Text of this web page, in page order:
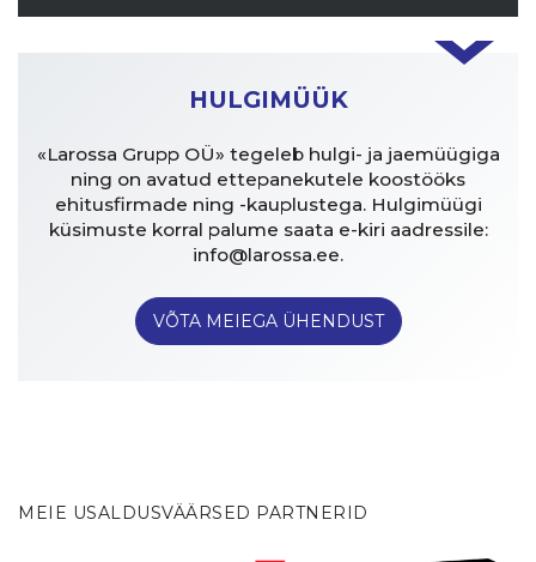
HULGIMÜÜK
«Larossa Grupp OÜ» tegeleb hulgi- ja jaemüügiga
ning on avatud ettepanekutele koostööks
ehitusfirmade ning -kauplustega. Hulgimüügi
küsimuste korral palume saata e-kiri aadressile:
info@larossa.ee.
VÕTA MEIEGA ÜHENDUST
MEIE USALDUSVÄÄRSED PARTNERID